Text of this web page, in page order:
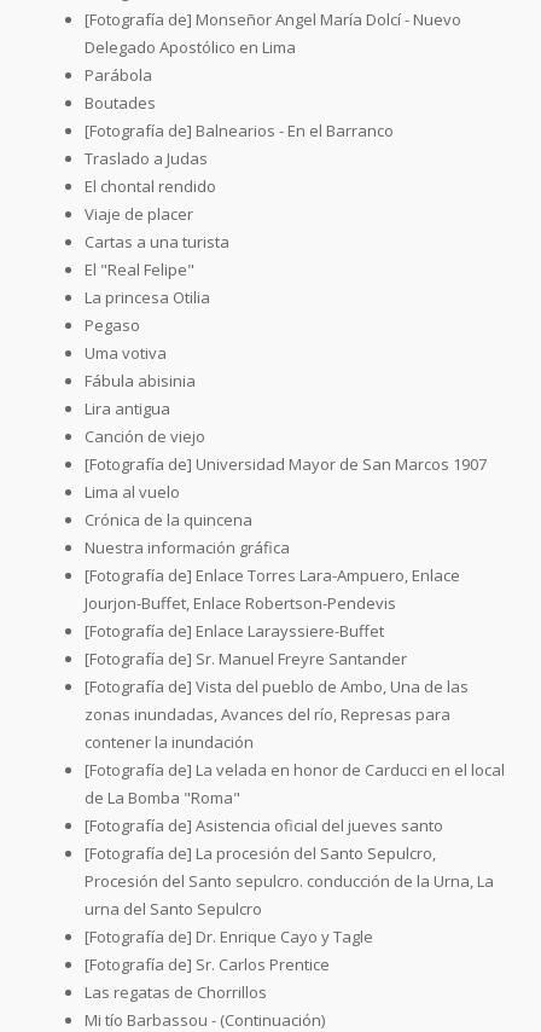
[Fotografía de] Monseñor Angel María Dolcí - Nuevo
Delegado Apostólico en Lima
Parábola
Boutades
[Fotografía de] Balnearios - En el Barranco
Traslado a Judas
El chontal rendido
Viaje de placer
Cartas a una turista
El "Real Felipe"
La princesa Otilia
Pegaso
Uma votiva
Fábula abisinia
Lira antigua
Canción de viejo
[Fotografía de] Universidad Mayor de San Marcos 1907
Lima al vuelo
Crónica de la quincena
Nuestra información gráfica
[Fotografía de] Enlace Torres Lara-Ampuero, Enlace
Jourjon-Buffet, Enlace Robertson-Pendevis
[Fotografía de] Enlace Larayssiere-Buffet
[Fotografía de] Sr. Manuel Freyre Santander
[Fotografía de] Vista del pueblo de Ambo, Una de las
zonas inundadas, Avances del río, Represas para
contener la inundación
[Fotografía de] La velada en honor de Carducci en el local
de La Bomba "Roma"
[Fotografía de] Asistencia oficial del jueves santo
[Fotografía de] La procesión del Santo Sepulcro,
Procesión del Santo sepulcro. conducción de la Urna, La
urna del Santo Sepulcro
[Fotografía de] Dr. Enrique Cayo y Tagle
[Fotografía de] Sr. Carlos Prentice
Las regatas de Chorrillos
Mi tío Barbassou - (Continuación)